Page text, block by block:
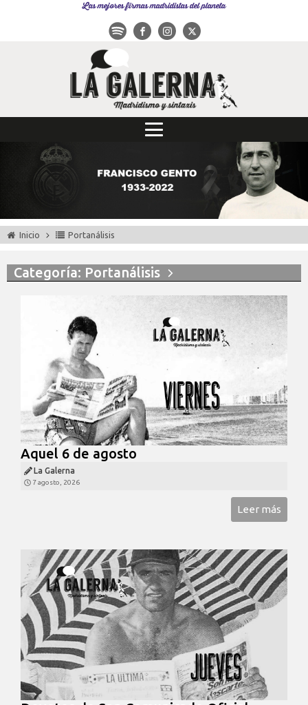
Las mejores firmas madridistas del planeta
Inicio Portanálisis
Categoría: Portanálisis
Aquel 6 de agosto
La Galerna
7 agosto, 2026
Leer más